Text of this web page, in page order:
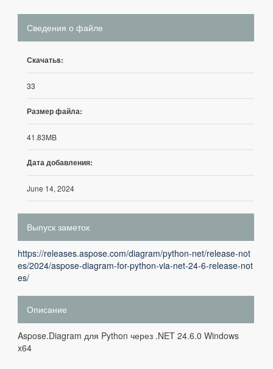
Сведения о файле
Скачатьs:
33
Размер файла:
41.83MB
Дата добавления:
June 14, 2024
Выпуск заметок
https://releases.aspose.com/diagram/python-net/release-not
es/2024/aspose-diagram-for-python-via-net-24-6-release-not
es/
Описание
Aspose.Diagram для Python через .NET 24.6.0 Windows
x64